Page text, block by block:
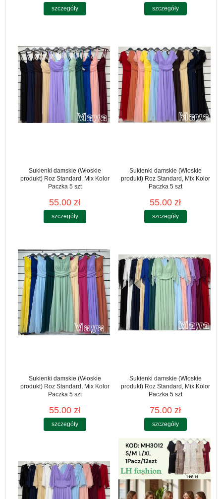
szczegóły szczegóły
Sukienki damskie (Włoskie
produkt) Roz Standard, Mix Kolor
Paczka 5 szt
55.00 zł
szczegóły
Sukienki damskie (Włoskie
produkt) Roz Standard, Mix Kolor
Paczka 5 szt
55.00 zł
szczegóły
Sukienki damskie (Włoskie
produkt) Roz Standard, Mix Kolor
Paczka 5 szt
55.00 zł
szczegóły
Sukienki damskie (Włoskie
produkt) Roz Standard, Mix Kolor
Paczka 5 szt
75.00 zł
szczegóły